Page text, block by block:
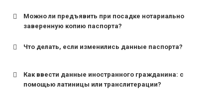
Можно ли предъявить при посадке нотариально
заверенную копию паспорта?
Что делать, если изменились данные паспорта?
Как ввести данные иностранного гражданина: с
помощью латиницы или транслитерации?